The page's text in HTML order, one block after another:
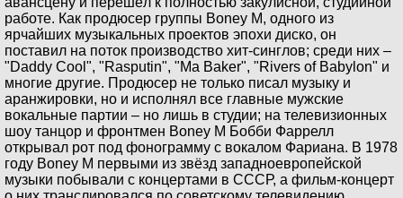
работе. Как продюсер группы Boney M, одного из
ярчайших музыкальных проектов эпохи диско, он
поставил на поток производство хит-синглов; среди них –
"Daddy Cool", "Rasputin", "Ma Baker", "Rivers of Babylon" и
многие другие. Продюсер не только писал музыку и
аранжировки, но и исполнял все главные мужские
вокальные партии – но лишь в студии; на телевизионных
шоу танцор и фронтмен Boney M Бобби Фаррелл
открывал рот под фонограмму с вокалом Фариана. В 1978
году Boney M первыми из звёзд западноевропейской
музыки побывали с концертами в СССР, а фильм-концерт